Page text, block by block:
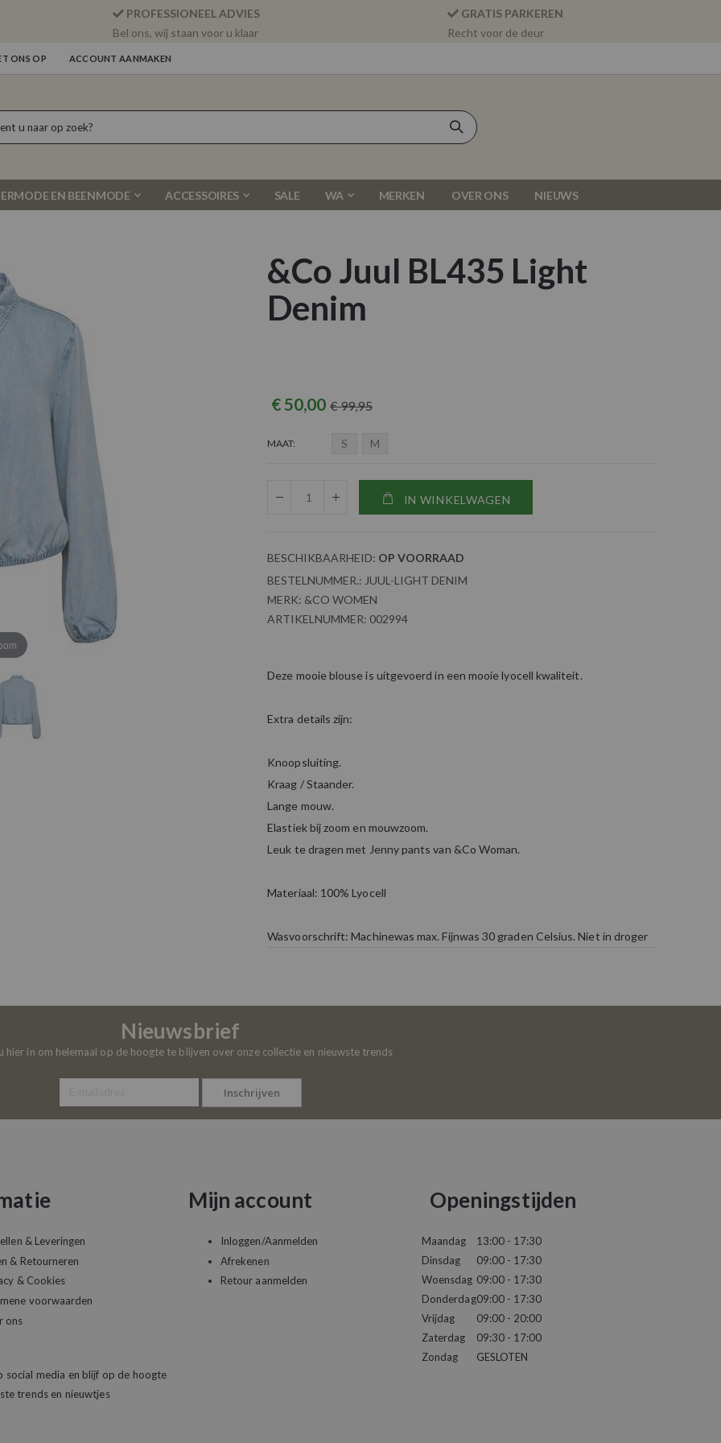
PROFESSIONEEL ADVIES
Bel ons, wij staan voor u klaar
GRATIS PARKEREN
Recht voor de deur
ONS OP ACCOUNT AANMAKEN
EN BEENMODE ACCESSOIRES SALE WA MERKEN OVER ONS NIEUWS
&Co Juul BL435 Light
Denim
€ 50,00 € 99,95
MAAT S M
IN WINKELWAGEN
BESCHIKBAARHEID: OP VOORRAAD
BESTELNUMMER.: JUUL-LIGHT DENIM
MERK: &CO WOMEN
ARTIKELNUMMER: 002994
Deze mooie blouse is uitgevoerd in een mooie lyocell kwaliteit.
Extra details zijn:
Knoopsluiting.
Kraag / Staander.
Lange mouw.
Elastiek bij zoom en mouwzoom.
Leuk te dragen met Jenny pants van &Co Woman.
Materiaal: 100% Lyocell
Wasvoorschrift: Machinewas max. Fijnwas 30 graden Celsius. Niet in droger
Nieuwsbrief
hier in om helemaal op de hoogte te blijven over onze collectie en nieuwste trends
Inschrijven
& Leveringen
& Retourneren
& Cookies
voorwaarden
ons
social media en blijf op de hoogte
trends en nieuwtjes
Mijn account
Inloggen/Aanmelden
Afrekenen
Retour aanmelden
Openingstijden
Maandag
Dinsdag
Woensdag
Donderdag
Vrijdag
Zaterdag
Zondag
13:00 - 17:30
09:00 - 17:30
09:00 - 17:30
09:00 - 17:30
09:00 - 20:00
09:30 - 17:00
GESLOTEN